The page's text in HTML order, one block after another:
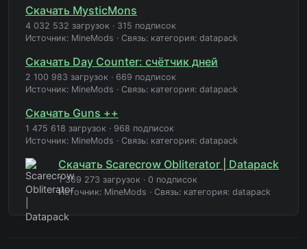
Скачать MysticMons
4 032 532 загрузок · 315 подписок
Источник: MineMods · Связь: категория: datapack
Скачать Day Counter: счётчик дней
2 100 983 загрузок · 669 подписок
Источник: MineMods · Связь: категория: datapack
Скачать Guns ++
1 475 618 загрузок · 968 подписок
Источник: MineMods · Связь: категория: datapack
Скачать Scarecrow Obliterator | Datapack
1 369 273 загрузок · 0 подписок
Источник: MineMods · Связь: категория: datapack